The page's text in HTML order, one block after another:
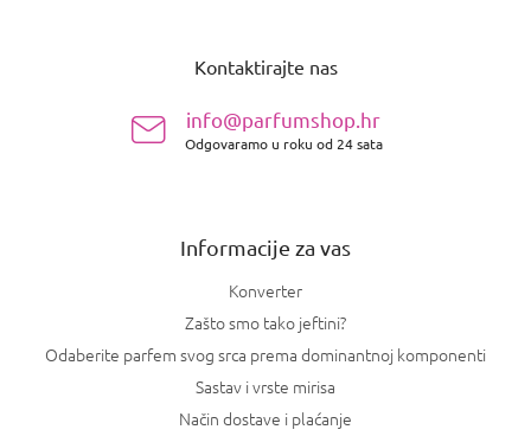
Kontaktirajte nas
info@parfumshop.hr
Odgovaramo u roku od 24 sata
Informacije za vas
Konverter
Zašto smo tako jeftini?
Odaberite parfem svog srca prema dominantnoj komponenti
Sastav i vrste mirisa
Način dostave i plaćanje